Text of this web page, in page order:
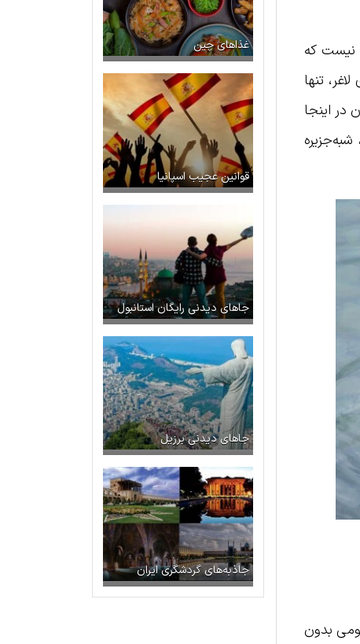
نیست که
تنها
اینجا
بدون
غذاهای چین
قوانین عجیب اسپانیا
جاهای دیدنی رایگان استانبول
جاهای دیدنی برزیل
جاذبه‌های گردشگری ایران